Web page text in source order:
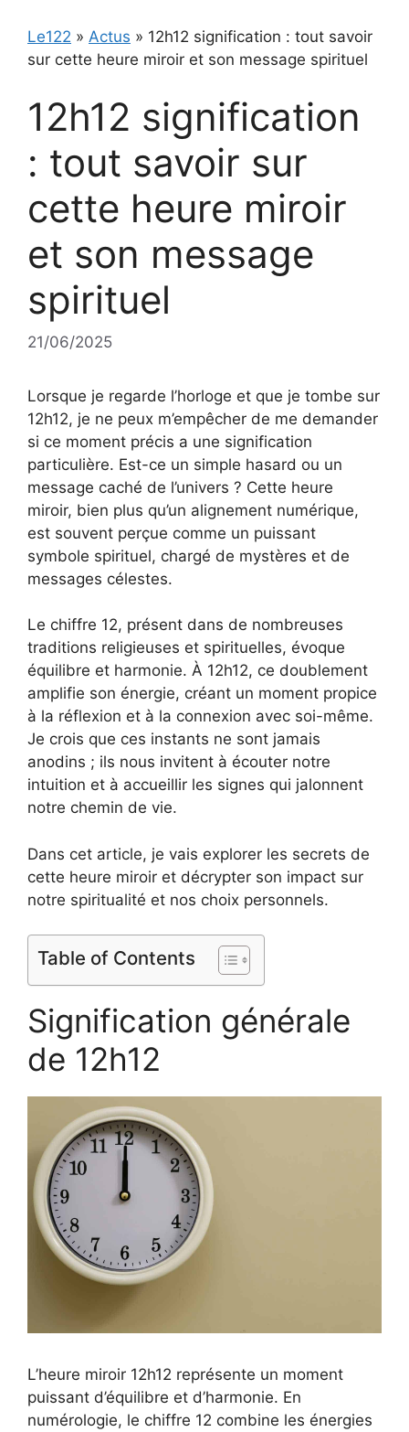
Le122 » Actus » 12h12 signification : tout savoir
sur cette heure miroir et son message spirituel
12h12 signification
: tout savoir sur
cette heure miroir
et son message
spirituel
21/06/2025
Lorsque je regarde l’horloge et que je tombe sur
12h12, je ne peux m’empêcher de me demander
si ce moment précis a une signification
particulière. Est-ce un simple hasard ou un
message caché de l’univers ? Cette heure
miroir, bien plus qu’un alignement numérique,
est souvent perçue comme un puissant
symbole spirituel, chargé de mystères et de
messages célestes.
Le chiffre 12, présent dans de nombreuses
traditions religieuses et spirituelles, évoque
équilibre et harmonie. À 12h12, ce doublement
amplifie son énergie, créant un moment propice
à la réflexion et à la connexion avec soi-même.
Je crois que ces instants ne sont jamais
anodins ; ils nous invitent à écouter notre
intuition et à accueillir les signes qui jalonnent
notre chemin de vie.
Dans cet article, je vais explorer les secrets de
cette heure miroir et décrypter son impact sur
notre spiritualité et nos choix personnels.
Table of Contents
Signification générale
de 12h12
L’heure miroir 12h12 représente un moment
puissant d’équilibre et d’harmonie. En
numérologie, le chiffre 12 combine les énergies